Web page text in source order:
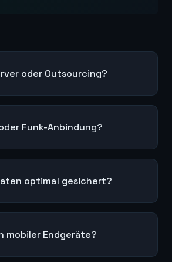
oder Outsourcing?
Funk-Anbindung?
optimal gesichert?
mobiler Endgeräte?